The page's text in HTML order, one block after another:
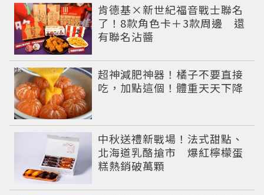
肯德基×新世紀福音戰士聯名
了！8款角色卡＋3款周邊 還
有聯名沾醬
超神減肥神器！橘子不要直接
吃，加點這個！體重天天下降
PR
中秋送禮新戰場！法式甜點、
北海道乳酪搶市 爆紅檸檬蛋
糕熱銷破萬顆